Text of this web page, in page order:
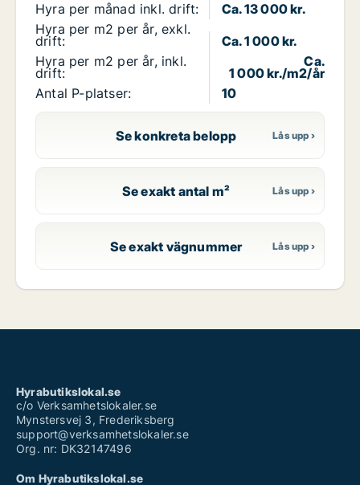
Hyra per månad inkl. drift:
Ca. 13 000 kr.
Hyra per m2 per år, exkl.
drift:
Ca. 1 000 kr.
Hyra per m2 per år, inkl.
drift:
Ca.
1 000 kr./m2/år
Antal P-platser:
10
Se konkreta belopp
Se exakt antal m²
Se exakt vägnummer
Hyrabutikslokal.se
c/o Verksamhetslokaler.se
Mynstersvej 3, Frederiksberg
support@verksamhetslokaler.se
Org. nr: DK32147496
Om Hyrabutikslokal.se